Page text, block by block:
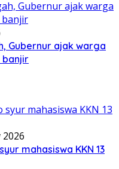
Gubernur ajak warga
banjir
mahasiswa KKN 13